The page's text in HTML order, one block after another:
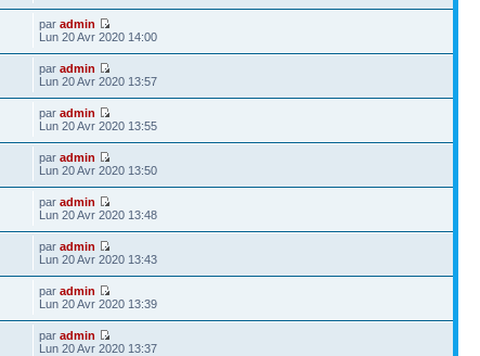
paradmin
Lun 20 Avr 2020 14:00
paradmin
Lun 20 Avr 2020 13:57
paradmin
Lun 20 Avr 2020 13:55
paradmin
Lun 20 Avr 2020 13:50
paradmin
Lun 20 Avr 2020 13:48
paradmin
Lun 20 Avr 2020 13:43
paradmin
Lun 20 Avr 2020 13:39
paradmin
Lun 20 Avr 2020 13:37